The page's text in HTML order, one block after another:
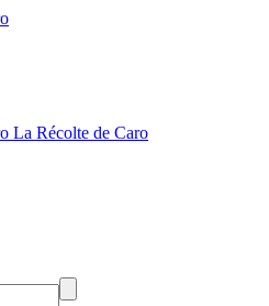
La Récolte de Caro